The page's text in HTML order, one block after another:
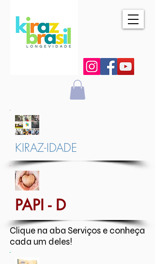
KIRAZ-IDADE
PAPI - D
Clique na aba Serviços e conheça
cada um deles!